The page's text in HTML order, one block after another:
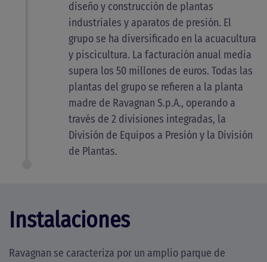
diseño y construcción de plantas
industriales y aparatos de presión. El
grupo se ha diversificado en la acuacultura
y piscicultura. La facturación anual media
supera los 50 millones de euros. Todas las
plantas del grupo se refieren a la planta
madre de Ravagnan S.p.A., operando a
través de 2 divisiones integradas, la
División de Equipos a Presión y la División
de Plantas.
Instalaciones
Ravagnan se caracteriza por un amplio parque de